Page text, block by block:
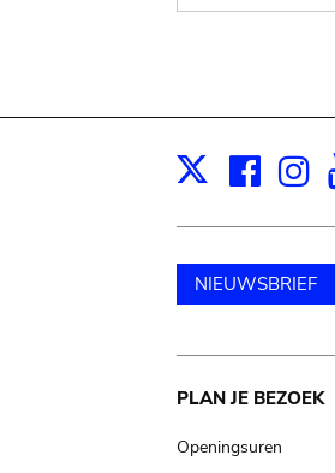
X
NIEUWSBRIEF
Main
PLAN JE BEZOEK
Openingsuren